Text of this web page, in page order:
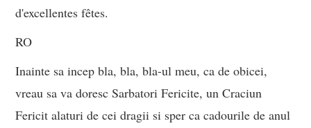
d'excellentes fêtes.
RO
Inainte sa incep bla, bla, bla-ul meu, ca de obicei,
vreau sa va doresc Sarbatori Fericite, un Craciun
Fericit alaturi de cei dragii si sper ca cadourile de anul